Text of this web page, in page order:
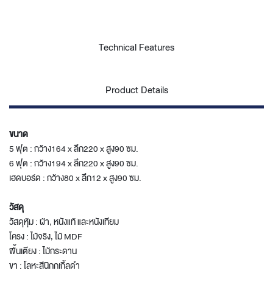
Technical Features
Product Details
ขนาด
5 ฟุต : กว้าง164 x ลึก220 x สูง90 ซม.
6 ฟุต : กว้าง194 x ลึก220 x สูง90 ซม.
เฮดบอร์ด : กว้าง80 x ลึก12 x สูง90 ซม.
วัสดุ
วัสดุหุ้ม : ผ้า, หนังแท้ และหนังเทียม
โครง : ไม้จริง, ไม้ MDF
พื้นเตียง : ไม้กระดาน
ขา : โลหะสีนิกกเกิ้ลดำ